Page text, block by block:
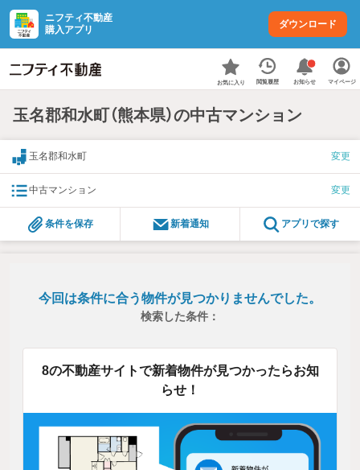
ニフティ不動産
購入アプリ
ダウンロード
お気に入り 閲覧履歴 お知らせ マイページ
玉名郡和水町（熊本県）の中古マンション
玉名郡和水町 変更
中古マンション 変更
条件を保存 新着通知 アプリで探す
今回は条件に合う物件が見つかりませんでした。
検索した条件：
8の不動産サイトで新着物件が見つかったらお知
らせ！